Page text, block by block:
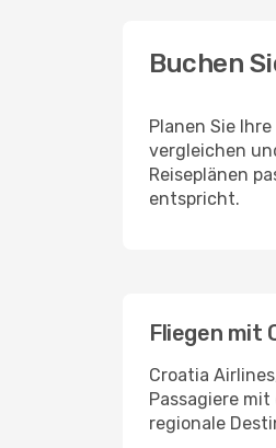
Buchen
Planen Sie
vergleichen
Reiseplänen
entspricht.
Fliegen mit
Croatia
Passagiere
regionale